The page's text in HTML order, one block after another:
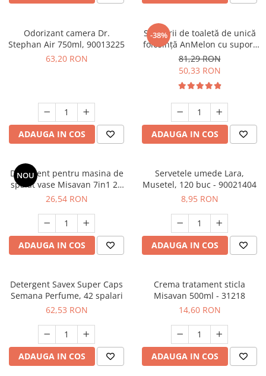
Odorizant camera Dr.
Stephan Air 750ml, 90013225
63,20 RON
ADAUGA IN COS
-38%
Set perii de toaletă de unică
folosință AnMelon cu suport
de perete, alb
81,29 RON
50,33 RON
ADAUGA IN COS
NOU
Detergent pentru masina de
spalat vase Misavan 7in1 25
tablete, 30112
26,54 RON
ADAUGA IN COS
Servetele umede Lara,
Musetel, 120 buc - 90021404
8,95 RON
ADAUGA IN COS
Detergent Savex Super Caps
Semana Perfume, 42 spalari
62,53 RON
ADAUGA IN COS
Crema tratament sticla
Misavan 500ml - 31218
14,60 RON
ADAUGA IN COS